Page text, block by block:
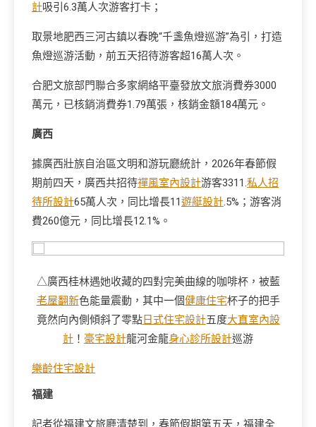
計吸引6.3萬人次游客打卡；
取景地肥西三河古鎮以春晚“千盞魚燈巡游”為引，打造
魚燈巡游活動，前五天招待游客超16萬人次。
合肥文旅部門聯合多家網絡平臺發放文旅消費券3000
萬元，已核銷消費券1.79萬張，核銷金額184萬元。
廣西
據廣西壯族自治區文明和游玩廳統計，2026年春節假
期前四天，廣西共招待禪風室內設計游客3311.私人招
待所設計65萬人次，同比增長11遊艇設計.5%；游客消
費260億元，同比增長12.1%。
△廣西桂林遇她收藏的四對完美曲線的咖啡杯，被藍
老屋翻新色能量震動，其中一個健康住宅杯子的把手
竟然向內側傾斜了零點日式住宅設計五度大直室內設
計 ！ 豪宅設計龍河金龍身心診所設計巡游
樂齡住宅設計
福建
記者從福建文旅廳清楚到，春節假期第五天，福建全